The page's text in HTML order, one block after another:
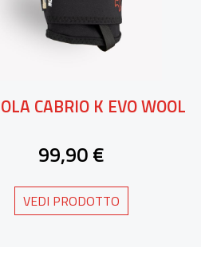
CABRIO K EVO WOOL
99,90 €
VEDI PRODOTTO